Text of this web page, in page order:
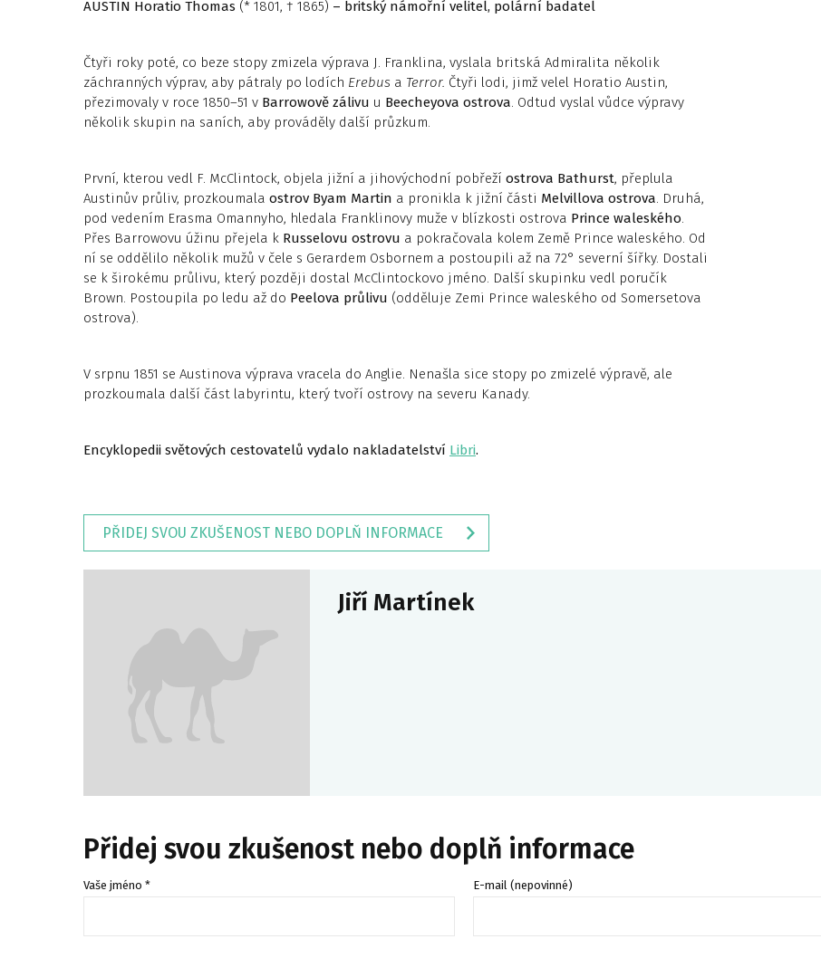
AUSTIN Horatio Thomas (* 1801, † 1865) – britský námořní velitel, polární badatel
Čtyři roky poté, co beze stopy zmizela výprava J. Franklina, vyslala britská Admiralita několik
záchranných výprav, aby pátraly po lodích Erebus a Terror. Čtyři lodi, jimž velel Horatio Austin,
přezimovaly v roce 1850–51 v Barrowově zálivu u Beecheyova ostrova. Odtud vyslal vůdce výpravy
několik skupin na saních, aby prováděly další průzkum.
První, kterou vedl F. McClintock, objela jižní a jihovýchodní pobřeží ostrova Bathurst, přeplula
Austinův průliv, prozkoumala ostrov Byam Martin a pronikla k jižní části Melvillova ostrova. Druhá,
pod vedením Erasma Omannyho, hledala Franklinovy muže v blízkosti ostrova Prince waleského.
Přes Bar­rowovu úžinu přejela k Russelovu ostro­vu a pokračovala kolem Země Prince waleského. Od
ní se oddělilo několik mužů v čele s Gerardem Osbornem a postoupili až na 72° severní šířky. Dostali
se k širokému průlivu, který později dostal McClintockovo jméno. Další skupinku vedl poručík
Brown. Postoupila po ledu až do Peelova průlivu (odděluje Zemi Prince waleského od Somersetova
ostrova).
V srpnu 1851 se Austinova výprava vracela do Anglie. Nenašla sice stopy po zmizelé výpravě, ale
prozkoumala další část labyrintu, který tvoří ostrovy na severu Kanady.
Encyklopedii světových cestovatelů vydalo nakladatelství Libri.
PŘIDEJ SVOU ZKUŠENOST NEBO DOPLŇ INFORMACE
Jiří Martínek
Přidej svou zkušenost nebo doplň informace
Vaše jméno * E-mail (nepovinné)